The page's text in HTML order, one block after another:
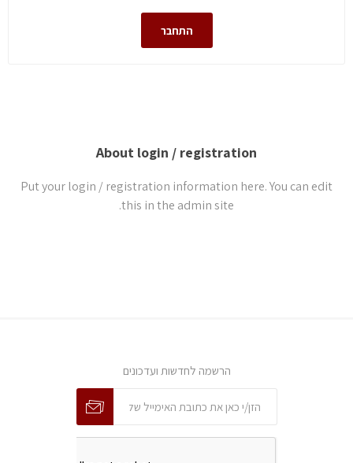
התחבר
About login / registration
Put your login / registration information here. You can edit
this in the admin site.
הרשמה לחדשות ועדכונים